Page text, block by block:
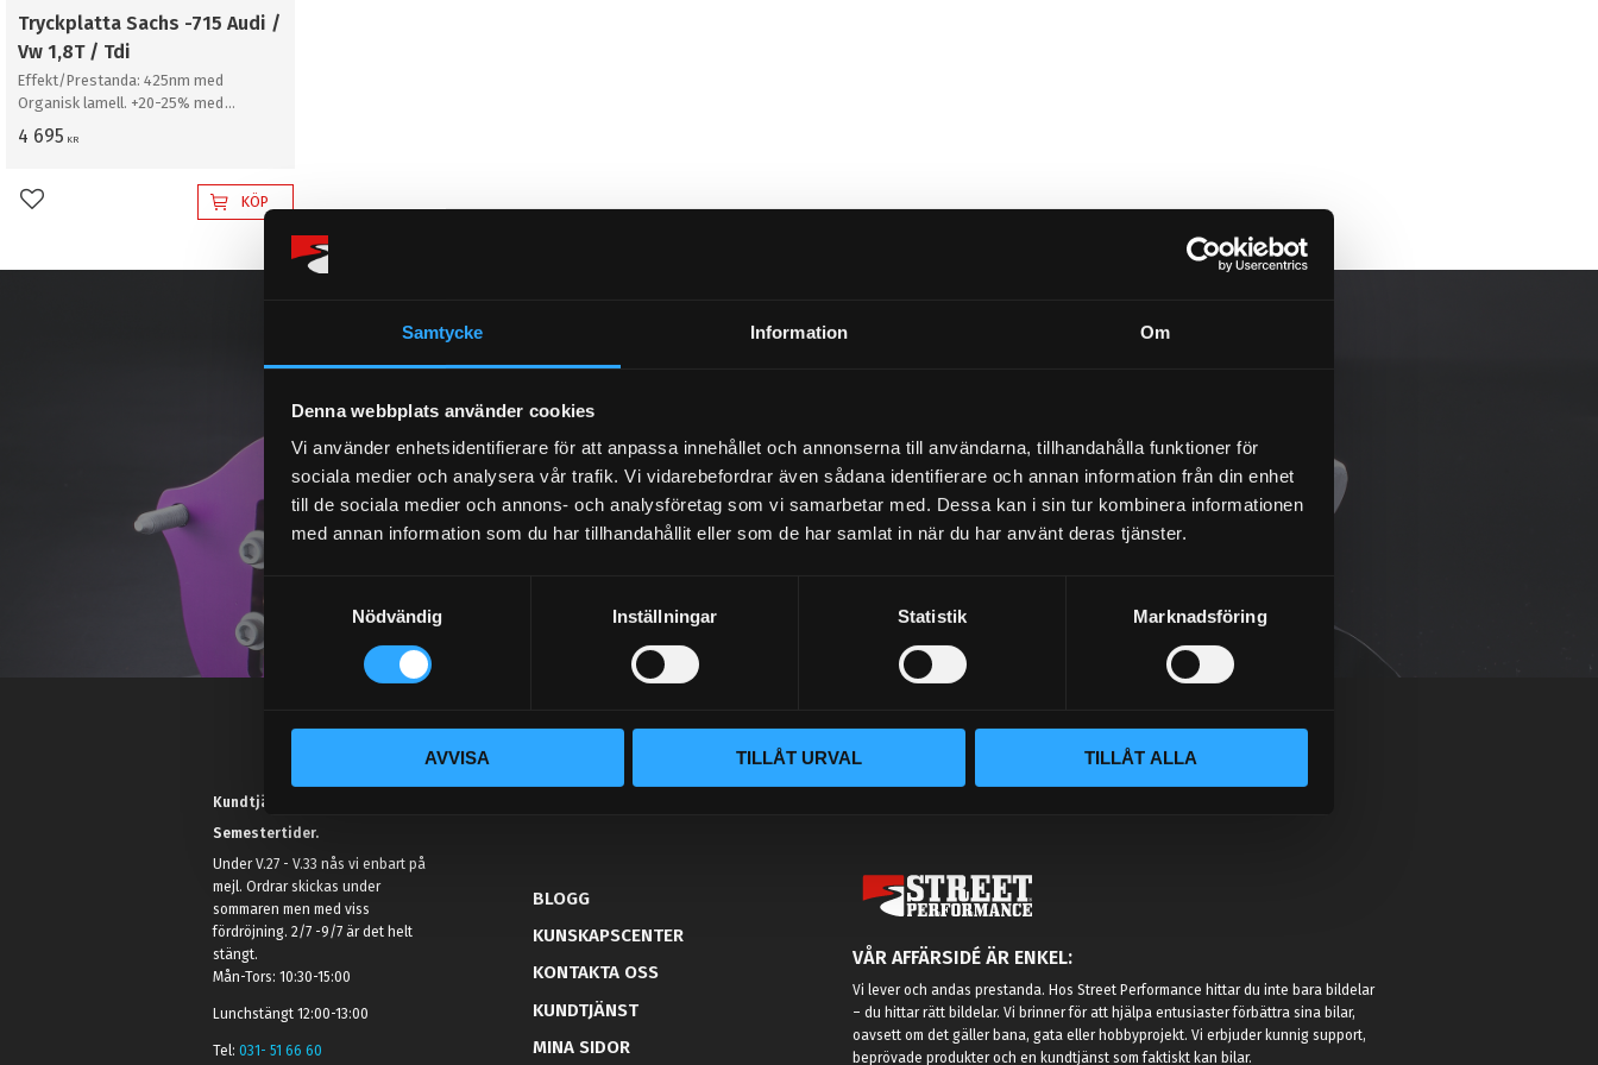
Samtycke Information Om
Denna webbplats använder cookies
Vi använder enhetsidentifierare för att anpassa innehållet och annonserna till användarna, tillhandahålla funktioner för
sociala medier och analysera vår trafik. Vi vidarebefordrar även sådana identifierare och annan information från din enhet
till de sociala medier och annons- och analysföretag som vi samarbetar med. Dessa kan i sin tur kombinera informationen
med annan information som du har tillhandahållit eller som de har samlat in när du har använt deras tjänster.
a
m
t
a
l
Nödvändig Inställningar Statistik Marknadsföring
AVVISA TILLÅT URVAL TILLÅT ALLA
Tryckplatta Sachs -715 Audi /
Vw 1,8T / Tdi
Effekt/Prestanda: 425nm med
Organisk lamell. +20-25% med
sinterlamell. / Kontrollera alltid så att
delen passar just din bil
4 695 KR
Lägg till i favoriter KÖP
PRENUMERERA
Kundtjänst telefon:
Semestertider.
Under V.27 - V.33 nås vi enbart på
mejl. Ordrar skickas under
sommaren men med viss
fördröjning. 2/7 -9/7 är det helt
stängt.
Mån-Tors: 10:30-15:00
Lunchstängt 12:00-13:00
Tel:031- 51 66 60
BLOGG
KUNSKAPSCENTER
KONTAKTA OSS
KUNDTJÄNST
MINA SIDOR
VÅR AFFÄRSIDÉ ÄR ENKEL:
Vi lever och andas prestanda. Hos Street Performance hittar du inte bara bildelar
– du hittar rätt bildelar. Vi brinner för att hjälpa entusiaster förbättra sina bilar,
oavsett om det gäller bana, gata eller hobbyprojekt. Vi erbjuder kunnig support,
beprövade produkter och en kundtjänst som faktiskt kan bilar.